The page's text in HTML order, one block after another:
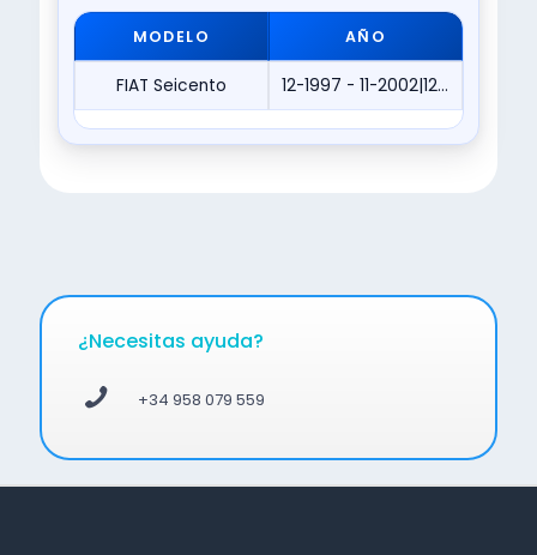
MODELO AÑO
FIAT Seicento 12-1997 - 11-2002|12-1997 - 11-2008
¿Necesitas ayuda?
+34 958 079 559